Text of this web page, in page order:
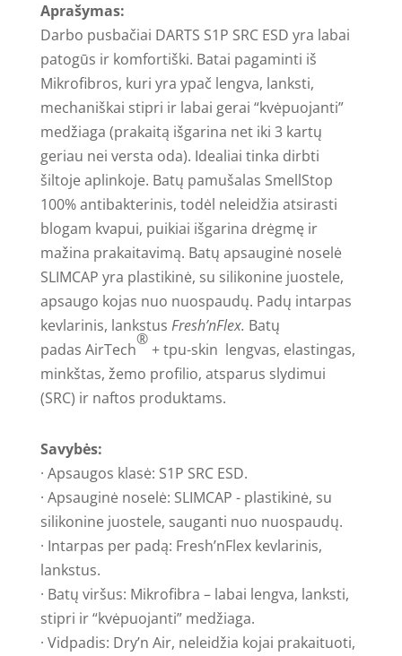
DARTS
S1P
SRC
ESD
Aprašymas:
Darbo pusbačiai DARTS S1P SRC ESD yra labai
patogūs ir komfortiški. Batai pagaminti iš
Mikrofibros, kuri yra ypač lengva, lanksti,
mechaniškai stipri ir labai gerai “kvėpuojanti”
medžiaga (prakaitą išgarina net iki 3 kartų
geriau nei versta oda). Idealiai tinka dirbti
šiltoje aplinkoje. Batų pamušalas SmellStop
100% antibakterinis, todėl neleidžia atsirasti
blogam kvapui, puikiai išgarina drėgmę ir
mažina prakaitavimą. Batų apsauginė noselė
SLIMCAP yra plastikinė, su silikonine juostele,
apsaugo kojas nuo nuospaudų. Padų intarpas
kevlarinis, lankstus Fresh’nFlex. Batų
padas AirTech
®
+ tpu-skin lengvas, elastingas,
minkštas, žemo profilio, atsparus slydimui
(SRC) ir naftos produktams.
Savybės:
· Apsaugos klasė: S1P SRC ESD.
· Apsauginė noselė: SLIMCAP - plastikinė, su
silikonine juostele, sauganti nuo nuospaudų.
· Intarpas per padą: Fresh’nFlex kevlarinis,
lankstus.
· Batų viršus: Mikrofibra – labai lengva, lanksti,
stipri ir “kvėpuojanti” medžiaga.
· Vidpadis: Dry’n Air, neleidžia kojai prakaituoti,